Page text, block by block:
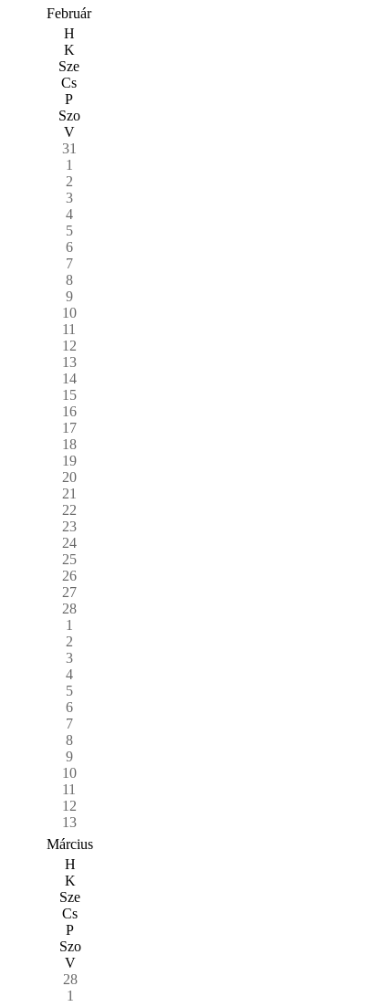
Február
H
K
Sze
Cs
P
Szo
V
31
1
2
3
4
5
6
7
8
9
10
11
12
13
14
15
16
17
18
19
20
21
22
23
24
25
26
27
28
1
2
3
4
5
6
7
8
9
10
11
12
13
Március
H
K
Sze
Cs
P
Szo
V
28
1